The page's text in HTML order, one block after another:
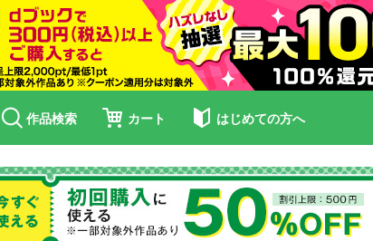
作品検索 カート はじめての方へ